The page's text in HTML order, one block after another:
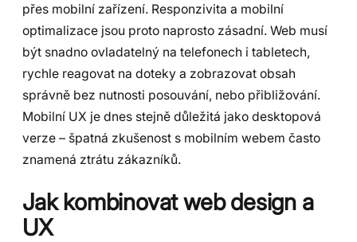
přes mobilní zařízení. Responzivita a mobilní
optimalizace jsou proto naprosto zásadní. Web musí
být snadno ovladatelný na telefonech i tabletech,
rychle reagovat na doteky a zobrazovat obsah
správně bez nutnosti posouvání, nebo přibližování.
Mobilní UX je dnes stejně důležitá jako desktopová
verze – špatná zkušenost s mobilním webem často
znamená ztrátu zákazníků.
Jak kombinovat web design a
UX